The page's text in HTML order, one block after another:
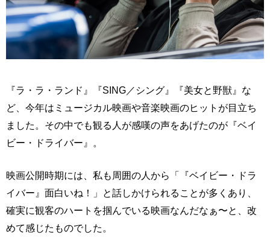
『ラ・ラ・ランド』『SING／シング』『美女と野獣』な
ど、今年はミュージカル映画や音楽映画のヒットが目立ち
ました。その中でも観る人が感嘆の声をあげたのが『ベイ
ビー・ドライバー』。
映画公開時期には、私も周囲の人から「『ベイビー・ドラ
イバー』面白いね！」と話しかけられることが多くあり、
確実に観客のハートを掴んでいる映画なんだなぁ〜と、改
めて感じたものでした。